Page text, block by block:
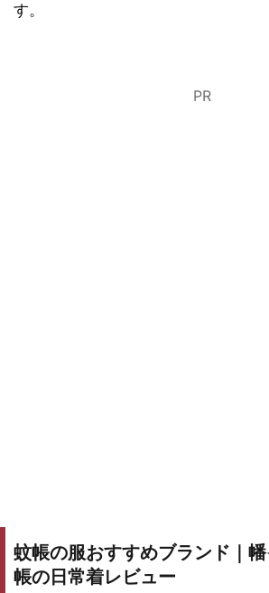
す。
PR
蚊帳の服おすすめブランド｜
帳の日常着レビュー